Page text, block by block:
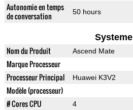
Autonomie en temps
de conversation
50 hours
Systeme
Nom du Produit Ascend Mate
Marque Processeur
Processeur Principal Huawei K3V2
Modèle (processeur)
# Cores CPU 4